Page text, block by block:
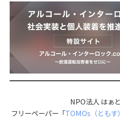
NPO法人 はぁ
フリーペーパー「TOMOs（ともす）